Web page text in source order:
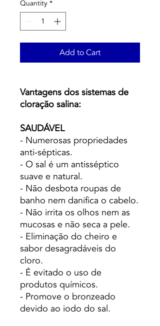
Quantity *
Add to Cart
Vantagens dos sistemas de
cloração salina:
SAUDÁVEL
- Numerosas propriedades
anti-sépticas.
- O sal é um antisséptico
suave e natural.
- Não desbota roupas de
banho nem danifica o cabelo.
- Não irrita os olhos nem as
mucosas e não seca a pele.
- Eliminação do cheiro e
sabor desagradáveis ​​do
cloro.
- É evitado o uso de
produtos químicos.
- Promove o bronzeado
devido ao iodo do sal.